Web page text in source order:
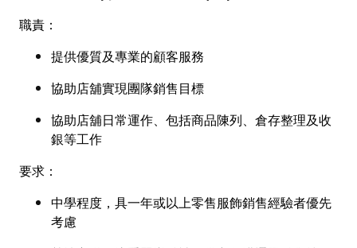
職責：
提供優質及專業的顧客服務
協助店舖實現團隊銷售目標
協助店舖日常運作、包括商品陳列、倉存整理及收
銀等工作
要求：
中學程度，具一年或以上零售服飾銷售經驗者優先
考慮